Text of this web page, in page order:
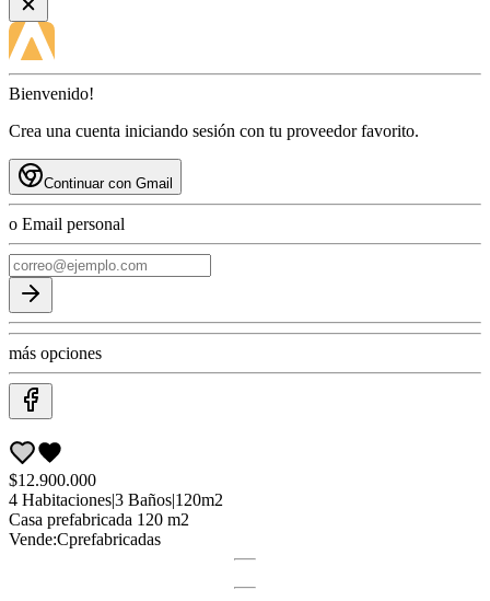
Bienvenido!
Crea una cuenta iniciando sesión con tu proveedor favorito.
Continuar con Gmail
o Email personal
más opciones
$12.900.000
4 Habitaciones|3 Baños|120m2
Casa prefabricada 120 m2
Vende:Cprefabricadas